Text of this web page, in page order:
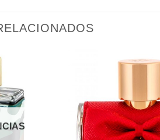
lista de